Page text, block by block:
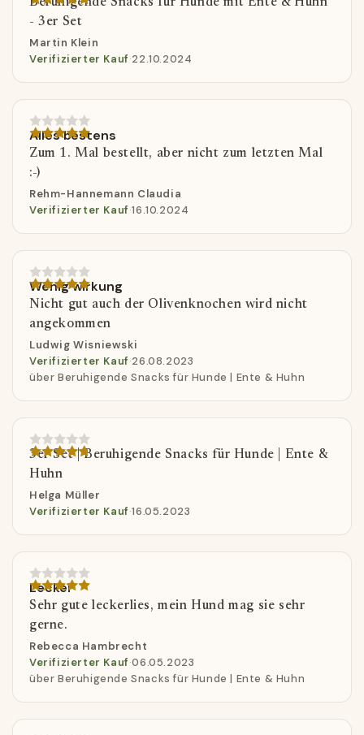
- 3er Set
Martin Klein
Verifizierter Kauf·22.10.2024
Alles bestens
Zum 1. Mal bestellt, aber nicht zum letzten Mal
:-)
Rehm-Hannemann Claudia
Verifizierter Kauf·16.10.2024
Wenig wirkung
Nicht gut auch der Olivenknochen wird nicht
angekommen
Ludwig Wisniewski
Verifizierter Kauf·26.08.2023
über Beruhigende Snacks für Hunde | Ente & Huhn
3er Set | Beruhigende Snacks für Hunde | Ente &
Huhn
Helga Müller
Verifizierter Kauf·16.05.2023
Lecker
Sehr gute leckerlies, mein Hund mag sie sehr
gerne.
Rebecca Hambrecht
Verifizierter Kauf·06.05.2023
über Beruhigende Snacks für Hunde | Ente & Huhn